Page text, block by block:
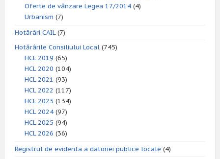
Oferte de vânzare Legea 17/2014 (4)
Urbanism (7)
Hotărâri CAIL(7)
Hotărârile Consiliului Local (745)
HCL 2019 (65)
HCL 2020 (104)
HCL 2021 (93)
HCL 2022 (117)
HCL 2023 (134)
HCL 2024 (97)
HCL 2025 (94)
HCL 2026 (36)
Registrul de evidenta a datoriei publice locale (4)